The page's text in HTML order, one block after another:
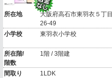
所在地
大阪府高石市東羽衣５丁目
26-49
小学校
東羽衣小学校
所在階/
階数
1階 / 3階建
間取り 1LDK